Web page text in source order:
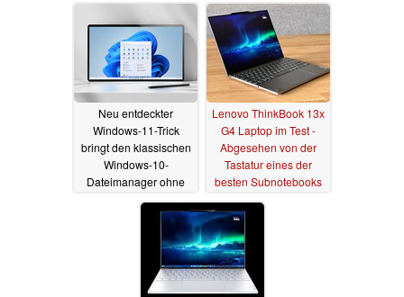
Neu entdeckter
Windows-11-Trick
bringt den klassischen
Windows-10-
Dateimanager ohne
Registry-Hacks zurück
Lenovo ThinkBook 13x
G4 Laptop im Test -
Abgesehen von der
Tastatur eines der
besten Subnotebooks
23.05.2024